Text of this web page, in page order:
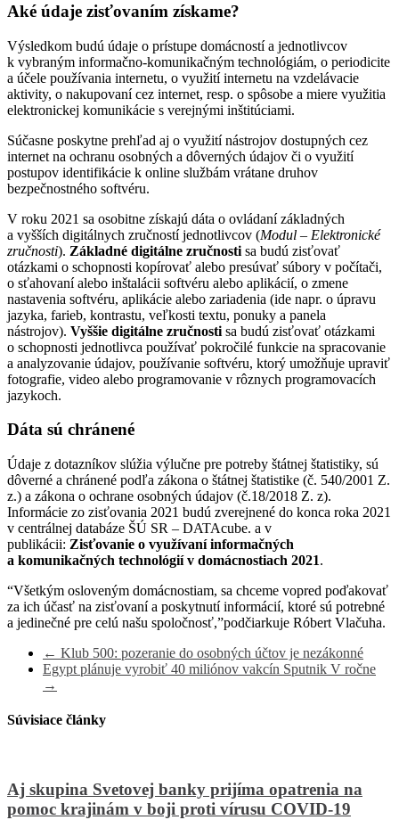
Aké údaje zisťovaním získame?
Výsledkom budú údaje o prístupe domácností a jednotlivcov
k vybraným informačno-komunikačným technológiám, o periodicite
a účele používania internetu, o využití internetu na vzdelávacie
aktivity, o nakupovaní cez internet, resp. o spôsobe a miere využitia
elektronickej komunikácie s verejnými inštitúciami.
Súčasne poskytne prehľad aj o využití nástrojov dostupných cez
internet na ochranu osobných a dôverných údajov či o využití
postupov identifikácie k online službám vrátane druhov
bezpečnostného softvéru.
V roku 2021 sa osobitne získajú dáta o ovládaní základných
a vyšších digitálnych zručností jednotlivcov (Modul – Elektronické
zručnosti). Základné digitálne zručnosti sa budú zisťovať
otázkami o schopnosti kopírovať alebo presúvať súbory v počítači,
o sťahovaní alebo inštalácii softvéru alebo aplikácií, o zmene
nastavenia softvéru, aplikácie alebo zariadenia (ide napr. o úpravu
jazyka, farieb, kontrastu, veľkosti textu, ponuky a panela
nástrojov). Vyššie digitálne zručnosti sa budú zisťovať otázkami
o schopnosti jednotlivca používať pokročilé funkcie na spracovanie
a analyzovanie údajov, používanie softvéru, ktorý umožňuje upraviť
fotografie, video alebo programovanie v rôznych programovacích
jazykoch.
Dáta sú chránené
Údaje z dotazníkov slúžia výlučne pre potreby štátnej štatistiky, sú
dôverné a chránené podľa zákona o štátnej štatistike (č. 540/2001 Z.
z.) a zákona o ochrane osobných údajov (č.18/2018 Z. z).
Informácie zo zisťovania 2021 budú zverejnené do konca roka 2021
v centrálnej databáze ŠÚ SR – DATAcube. a v
publikácii: Zisťovanie o využívaní informačných
a komunikačných technológií v domácnostiach 2021.
“Všetkým osloveným domácnostiam, sa chceme vopred poďakovať
za ich účasť na zisťovaní a poskytnutí informácií, ktoré sú potrebné
a jedinečné pre celú našu spoločnosť,”podčiarkuje Róbert Vlačuha.
← Klub 500: pozeranie do osobných účtov je nezákonné
Egypt plánuje vyrobiť 40 miliónov vakcín Sputnik V ročne
→
Súvisiace články
Aj skupina Svetovej banky prijíma opatrenia na
pomoc krajinám v boji proti vírusu COVID-19